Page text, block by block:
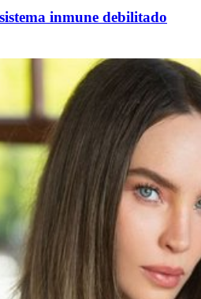
inmune debilitado